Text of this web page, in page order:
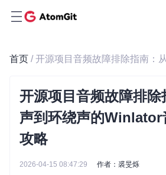
首页
开源项目音频故障排除
声到环绕声的Winlator
攻略
2026-04-15 08:47:29 作者：裘旻烁